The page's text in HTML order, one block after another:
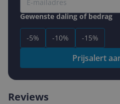
Gewenste daling of bedrag
-5% -10% -15%
Prijsalert
Reviews